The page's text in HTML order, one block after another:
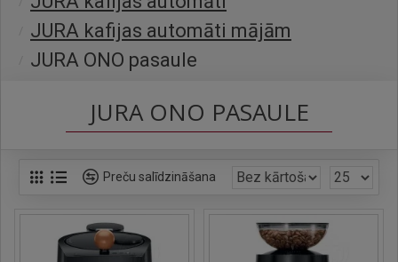
JURA kafijas automāti mājām
JURA ONO pasaule
JURA ONO PASAULE
Preču salīdzināšana